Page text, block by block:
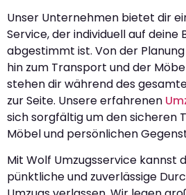
Unser Unternehmen bietet dir
Service, der individuell auf deine
abgestimmt ist. Von der
hin zum Transport und der
stehen dir während des
zur Seite. Unsere erfahrenen
sich sorgfältig um den sicheren
Möbel und persönlichen
Mit Wolf Umzugsservice kannst
pünktliche und zuverlässige